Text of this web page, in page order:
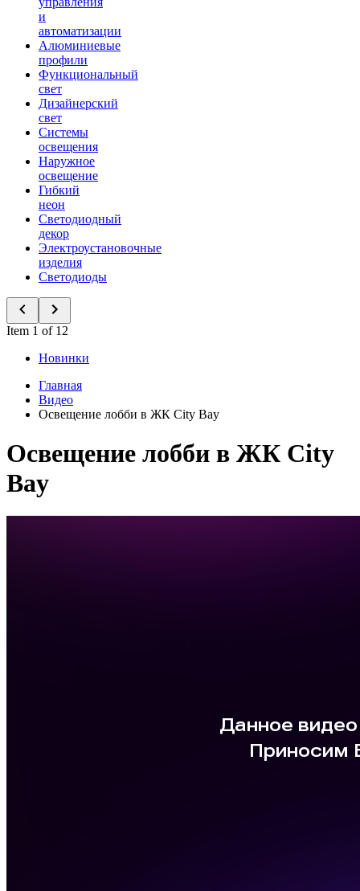
и
автоматизации
Алюминиевые
профили
Функциональный
свет
Дизайнерский
свет
Системы
освещения
Наружное
освещение
Гибкий
неон
Светодиодный
декор
Электроустановочные
изделия
Светодиоды
Item 1 of 12
Новинки
Главная
Видео
Освещение лобби в ЖК City Bay
Освещение лобби в ЖК City
Bay